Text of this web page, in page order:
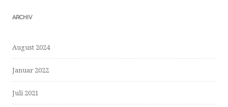
ARCHIV
August 2024
Januar 2022
Juli 2021